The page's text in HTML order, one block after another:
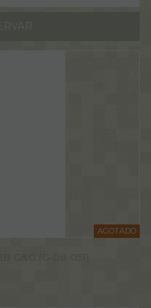
AGOTADO
G&G (G-08-051)